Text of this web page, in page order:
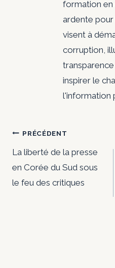
formation en
ardente pour
visent à
corruption,
inspirer le
l'information
Navigation
de
l’article
PRÉCÉDENT
La liberté de la presse
en Corée du Sud sous
le feu des critiques